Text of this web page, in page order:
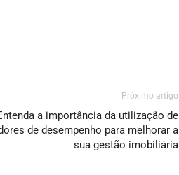
Próximo artigo
a importância da utilização de
de desempenho para melhorar a
sua gestão imobiliária